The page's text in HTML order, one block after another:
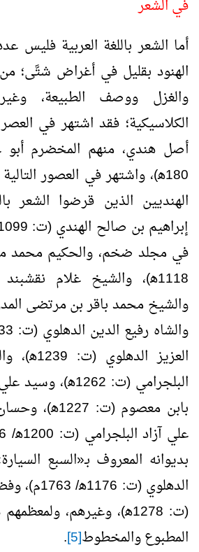
في الشعر
أما الشعر باللغة العربية
الهنود بقليل في أغراض شتَّى؛ من
والغزل ووصف الطبيعة،
الكلاسيكية؛ فقد اشتهر في
أصل هندي، منهم المخضرم
180ﻫ)، واشتهر في العصور
الهنديين الذين قرضوا الشعر
في مجلد ضخم، والحكيم محمد
العزيز
البلجرامي (ت:
بابن معصوم (ت:
بديوانه المعروف بـ«السبع
الدهلوي (ت:
(ت: 1278ﻫ)، وغيرهم،
المطبوع والمخطوط[5]
.